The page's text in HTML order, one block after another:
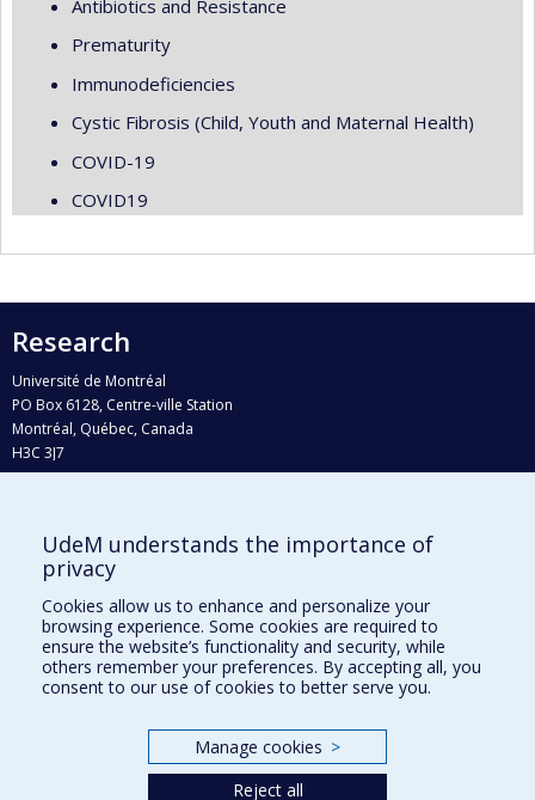
Antibiotics and Resistance
Prematurity
Immunodeficiencies
Cystic Fibrosis (Child, Youth and Maternal Health)
COVID-19
COVID19
Research
Université de Montréal
PO Box 6128, Centre-ville Station
Montréal, Québec, Canada
H3C 3J7
Who does what?
Find us
Site map
Accessibility
UdeM understands the importance of
privacy
Cookies allow us to enhance and personalize your
browsing experience. Some cookies are required to
ensure the website’s functionality and security, while
others remember your preferences. By accepting all, you
consent to our use of cookies to better serve you.
Manage cookies >
Reject all